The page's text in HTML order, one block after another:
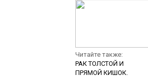
Читайте также:
РАК ТОЛСТОЙ И
ПРЯМОЙ КИШОК.